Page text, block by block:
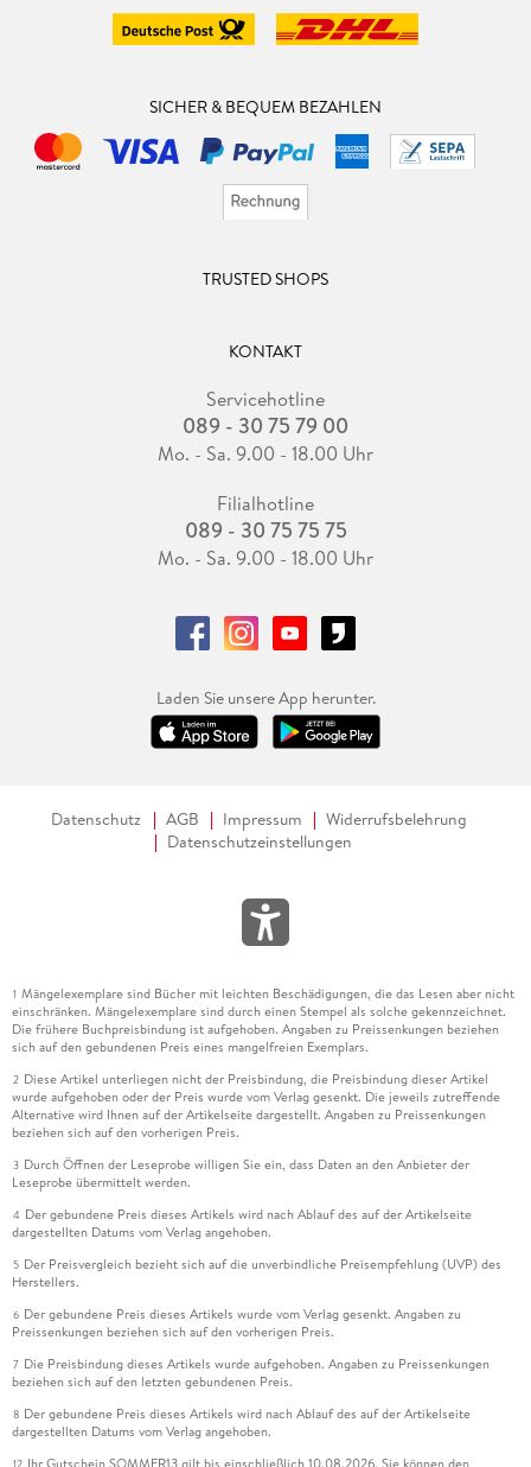
SICHER & BEQUEM BEZAHLEN
TRUSTED SHOPS
KONTAKT
Servicehotline
089 - 30 75 79 00
Mo. - Sa. 9.00 - 18.00 Uhr
Filialhotline
089 - 30 75 75 75
Mo. - Sa. 9.00 - 18.00 Uhr
Laden Sie unsere App herunter.
Datenschutz AGB Impressum
Widerrufsbelehrung
Datenschutzeinstellungen
1 Mängelexemplare sind Bücher mit leichten Beschädigungen, die das Lesen aber nicht
einschränken. Mängelexemplare sind durch einen Stempel als solche gekennzeichnet.
Die frühere Buchpreisbindung ist aufgehoben. Angaben zu Preissenkungen beziehen
sich auf den gebundenen Preis eines mangelfreien Exemplars.
2 Diese Artikel unterliegen nicht der Preisbindung, die Preisbindung dieser Artikel
wurde aufgehoben oder der Preis wurde vom Verlag gesenkt. Die jeweils zutreffende
Alternative wird Ihnen auf der Artikelseite dargestellt. Angaben zu Preissenkungen
beziehen sich auf den vorherigen Preis.
3 Durch Öffnen der Leseprobe willigen Sie ein, dass Daten an den Anbieter der
Leseprobe übermittelt werden.
4 Der gebundene Preis dieses Artikels wird nach Ablauf des auf der Artikelseite
dargestellten Datums vom Verlag angehoben.
5 Der Preisvergleich bezieht sich auf die unverbindliche Preisempfehlung (UVP) des
Herstellers.
6 Der gebundene Preis dieses Artikels wurde vom Verlag gesenkt. Angaben zu
Preissenkungen beziehen sich auf den vorherigen Preis.
7 Die Preisbindung dieses Artikels wurde aufgehoben. Angaben zu Preissenkungen
beziehen sich auf den letzten gebundenen Preis.
8 Der gebundene Preis dieses Artikels wird nach Ablauf des auf der Artikelseite
dargestellten Datums vom Verlag angehoben.
12 Ihr Gutschein SOMMER13 gilt bis einschließlich 10.08.2026. Sie können den